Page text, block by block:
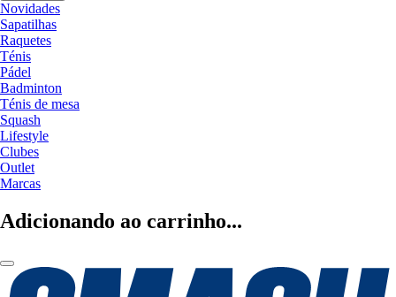
Novidades
Sapatilhas
Raquetes
Ténis
Pádel
Badminton
Ténis de mesa
Squash
Lifestyle
Clubes
Outlet
Marcas
Adicionando ao carrinho...